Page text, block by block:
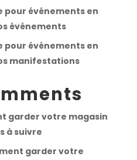
pour événements en
événements
pour événements en
manifestations
garder votre magasin
à suivre
garder votre